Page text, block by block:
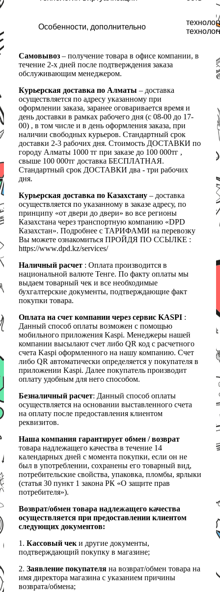
Особенности, дополнительно
Самовывоз – получение товара в офисе компании, в
течение 2-х дней после подтверждения заказа
обслуживающим менеджером.
Курьерская доставка по Алматы – доставка
осуществляется по адресу указанному при
оформлении заказа, заранее оговаривается время и
день доставки в рамках рабочего дня (с 08-00 до 17-
00) , в том числе и в день оформления заказа, при
наличии свободных курьеров. Стандартный срок
доставки 2-3 рабочих дня. Стоимость ДОСТАВКИ по
городу Алматы 1000 тг при заказе до 100 000тг ,
свыше 100 000тг доставка БЕСПЛАТНАЯ.
Стандартный срок ДОСТАВКИ два - три рабочих
дня.
Курьерская доставка по Казахстану – доставка
осуществляется по указанному в заказе адресу, по
принципу «от двери до двери» во все регионы
Казахстана через транспортную компанию «DPD
Казахстан». Подробнее с ТАРИФАМИ на перевозку
Вы можете ознакомиться ПРОЙДЯ ПО ССЫЛКЕ :
https://www.dpd.kz/services/
Наличный расчет : Оплата производится в
национальной валюте Тенге. По факту оплаты мы
выдаем товарный чек и все необходимые
бухгалтерские документы, подтверждающие факт
покупки товара.
Оплата на счет компании через сервис KASPI :
Данный способ оплаты возможен с помощью
мобильного приложения Kaspi. Менеджеры нашей
компании высылают счет либо QR код с расчетного
счета Kaspi оформленного на нашу компанию. Счет
либо QR автоматически определяется у покупателя в
приложении Kaspi. Далее покупатель производит
оплату удобным для него способом.
Безналичный расчет: Данный способ оплаты
осуществляется на основании выставленного счета
на оплату после предоставления клиентом
реквизитов.
Наша компания гарантирует обмен / возврат
товара надлежащего качества в течение 14
календарных дней с момента покупки, если он не
был в употреблении, сохранены его товарный вид,
потребительские свойства, упаковка, пломбы, ярлыки
(статья 30 пункт 1 закона РК «О защите прав
потребителя»).
Возврат/обмен товара надлежащего качества
осуществляется при предоставлении клиентом
следующих документов:
1. Кассовый чеки другие документы,
подтверждающий покупку в магазине;
2. Заявление покупателя на возврат/обмен товара на
имя директора магазина с указанием причины
возврата/обмена;